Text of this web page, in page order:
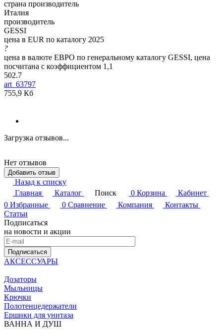
страна производитель
Италия
производитель
GESSI
цена в EUR по каталогу 2025
?
цена в валюте ЕВРО по генеральному каталогу GESSI, цена
посчитана с коэффициентом 1,1
502.7
art_63797
755,9 Кб
Загрузка отзывов...
Нет отзывов
Добавить отзыв
Назад к списку
Главная
Каталог Поиск 0 Корзина
Кабинет
0 Избранные 0 Сравнение Компания
Контакты
Статьи
Подписаться
на новости и акции
Подписаться
АКСЕССУАРЫ
Дозаторы
Мыльницы
Крючки
Полотенцедержатели
Ершики для унитаза
ВАННА И ДУШ